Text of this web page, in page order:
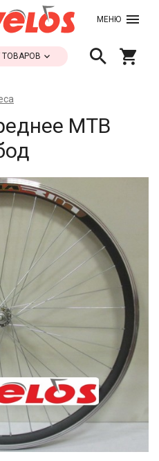
МЕНЮ
ТОВАРОВ
МТВ